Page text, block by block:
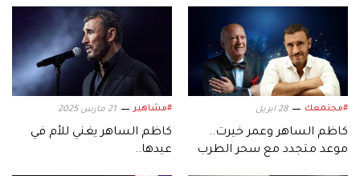
#مجتمعك 28 ابريل
كاظم الساهر وعمر خيرت..
موعد متجدد مع سحر الطرب
#مشاهير 21 مارس 2025
كاظم الساهر يغني للأم في
عيدها..